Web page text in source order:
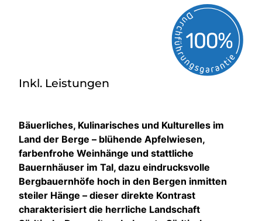
Inkl. Leistungen
Bäuerliches, Kulinarisches und Kulturelles im
Land der Berge – blühende Apfelwiesen,
farbenfrohe Weinhänge und stattliche
Bauernhäuser im Tal, dazu eindrucksvolle
Bergbauernhöfe hoch in den Bergen inmitten
steiler Hänge – dieser direkte Kontrast
charakterisiert die herrliche Landschaft